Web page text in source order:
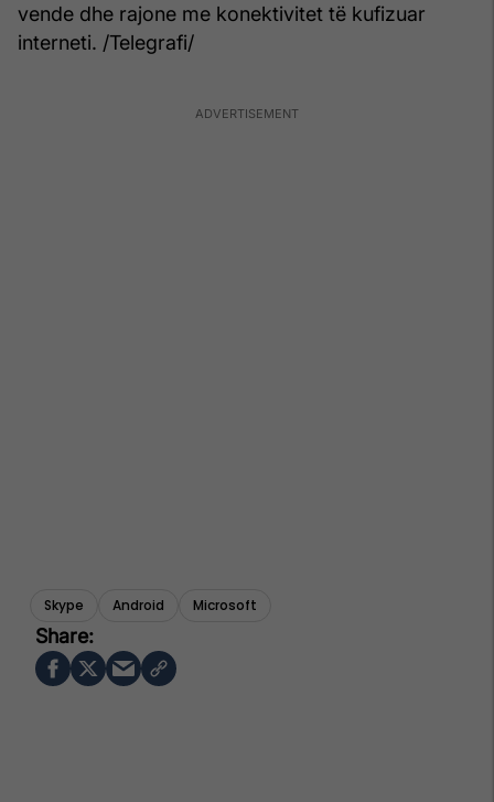
vende dhe rajone me konektivitet të kufizuar
interneti. /Telegrafi/
Skype Android Microsoft